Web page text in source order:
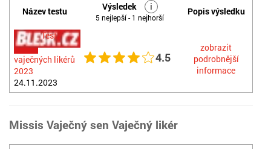
Název testu Výsledek i
5 nejlepší - 1 nejhorší
Popis výsledku
Test
vaječných likérů
2023
24.11.2023
4.5
zobrazit
podrobnější
informace
Missis Vaječný sen Vaječný likér